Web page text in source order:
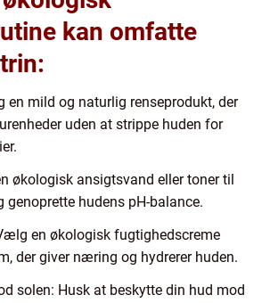
kan omfatte
en mild og naturlig renseprodukt, der
uden at strippe huden for
økologisk ansigtsvand eller toner til
genoprette hudens pH-balance.
en økologisk fugtighedscreme
der giver næring og hydrerer huden.
solen: Husk at beskytte din hud mod